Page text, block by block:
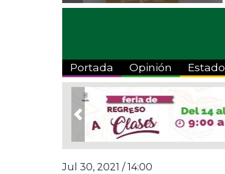
Portada Opinión Estado
Previous
Jul 30, 2021 / 14:00